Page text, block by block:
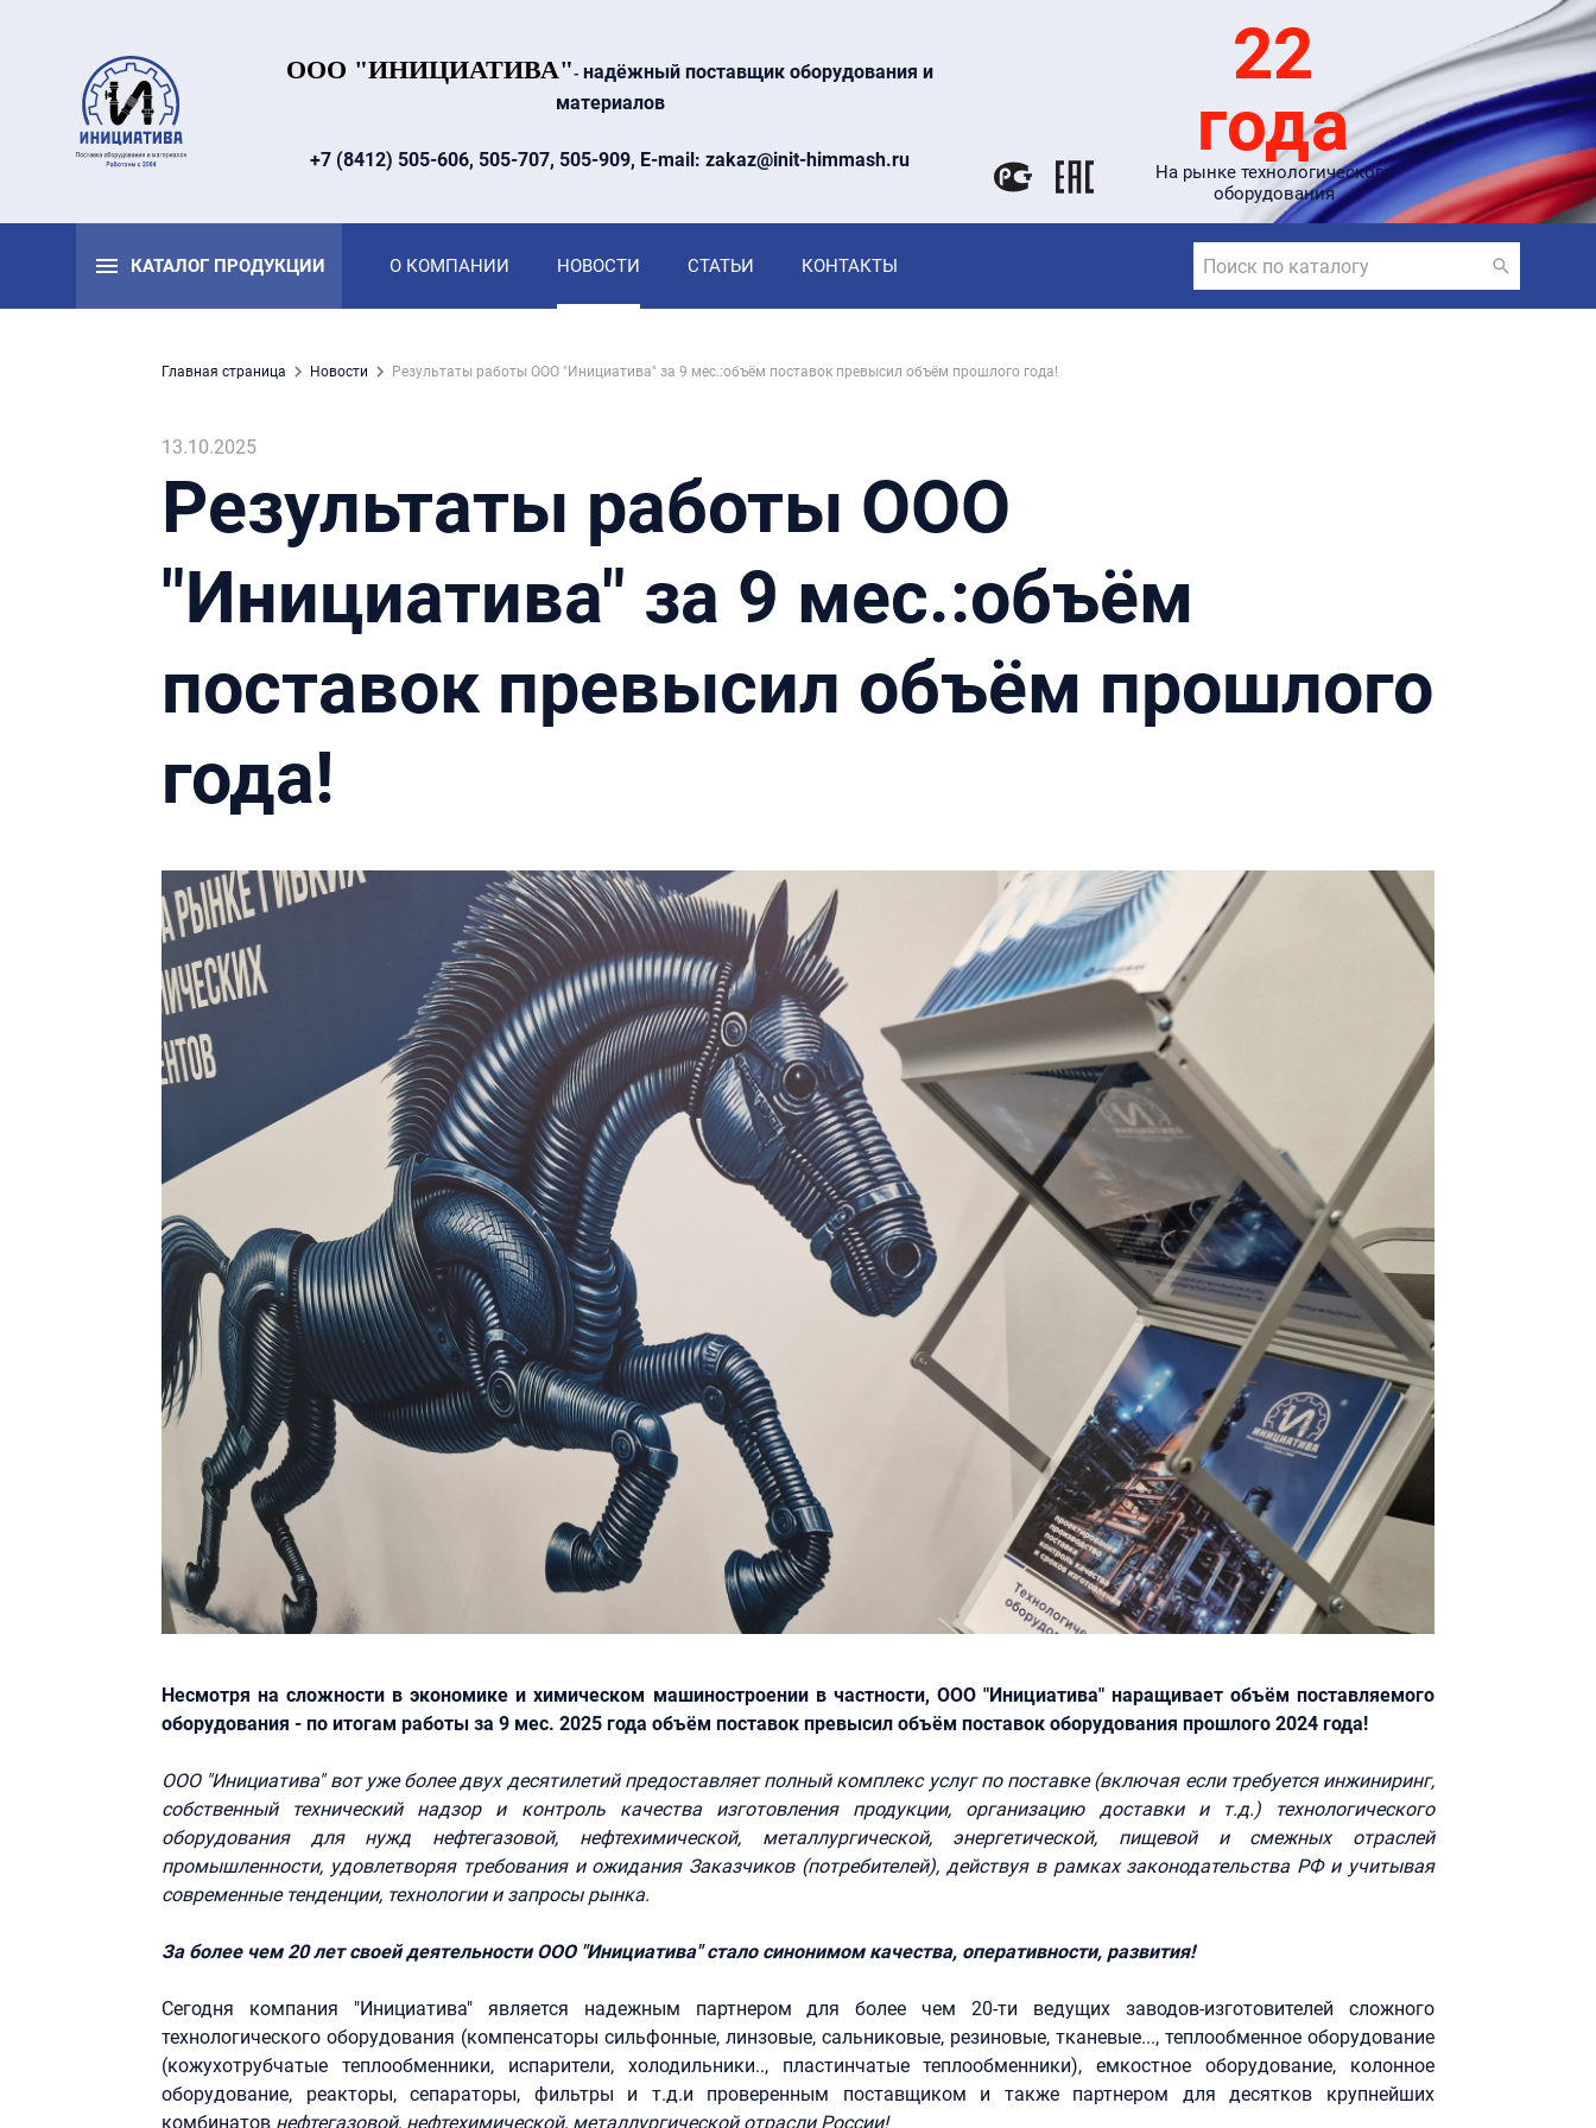
ООО "ИНИЦИАТИВА"- надёжный поставщик оборудования и
материалов
+7 (8412) 505-606, 505-707, 505-909, E-mail: zakaz@init-himmash.ru
22
года
На рынке технологического
оборудования
КАТАЛОГ ПРОДУКЦИИ О КОМПАНИИ НОВОСТИ СТАТЬИ КОНТАКТЫ
Главная страница Hовости Результаты работы ООО "Инициатива" за 9 мес.:объём поставок превысил объём прошлого года!
13.10.2025
Результаты работы ООО
"Инициатива" за 9 мес.:объём
поставок превысил объём прошлого
года!
Несмотря на сложности в экономике и химическом машиностроении в частности, ООО "Инициатива" наращивает объём поставляемого
оборудования - по итогам работы за 9 мес. 2025 года объём поставок превысил объём поставок оборудования прошлого 2024 года!
ООО "Инициатива" вот уже более двух десятилетий предоставляет полный комплекс услуг по поставке (включая если требуется инжиниринг,
собственный технический надзор и контроль качества изготовления продукции, организацию доставки и т.д.) технологического
оборудования для нужд нефтегазовой, нефтехимической, металлургической, энергетической, пищевой и смежных отраслей
промышленности, удовлетворяя требования и ожидания Заказчиков (потребителей), действуя в рамках законодательства РФ и учитывая
современные тенденции, технологии и запросы рынка.
За более чем 20 лет своей деятельности ООО "Инициатива" стало синонимом качества, оперативности, развития!
Сегодня компания "Инициатива" является надежным партнером для более чем 20-ти ведущих заводов-изготовителей сложного
технологического оборудования (компенсаторы сильфонные, линзовые, сальниковые, резиновые, тканевые..., теплообменное оборудование
(кожухотрубчатые теплообменники, испарители, холодильники.., пластинчатые теплообменники), емкостное оборудование, колонное
оборудование, реакторы, сепараторы, фильтры и т.д.и проверенным поставщиком и также партнером для десятков крупнейших
комбинатов нефтегазовой, нефтехимической, металлургической отрасли России!